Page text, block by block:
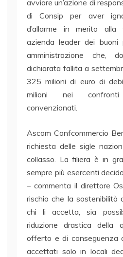
avviare un’azione di
di Consip per aver
d’allarme in merito alla
azienda leader dei buoni
amministrazione che,
dichiarata fallita a
325 milioni di euro di
milioni nei
convenzionati.
Ascom Confcommercio
richiesta delle sigle
collasso. La filiera è in
sempre più esercenti
– commenta il direttore
rischio che la sostenibilità
chi li accetta, sia
riduzione drastica della
offerto e di conseguenza
accettati solo in locali